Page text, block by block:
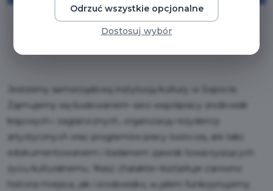
* Wymagany Pakiet Poznaj Trójmiasto
Jesteśmy samorządową instytucją kultury w Sopocie.
Zajmujemy się budowaniem sieci współpracy środowisk
krajowych i zagranicznych, organizacją rezydencji
artystycznych oraz programów pracy twórczej, ale takż
edokumentowaniem i badaniem zjawisk towarzyszących
życiu kulturalnemu. Nasz charakter kształtuje zarówno
historia miejsca, jak i środowisko, w jakim funkcjonujemy.
Odrzuć wszystkie opcjonalne
Dostosuj wybór